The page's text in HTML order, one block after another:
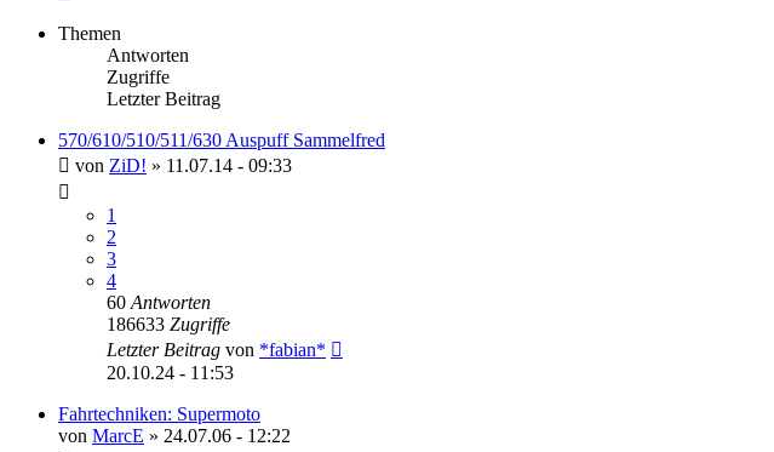
Themen
Antworten
Zugriffe
Letzter Beitrag
570/610/510/511/630 Auspuff Sammelfred
von ZiD! » 11.07.14 - 09:33
1
2
3
4
60 Antworten
186633 Zugriffe
Letzter Beitrag von *fabian*
20.10.24 - 11:53
Fahrtechniken: Supermoto
von MarcE » 24.07.06 - 12:22